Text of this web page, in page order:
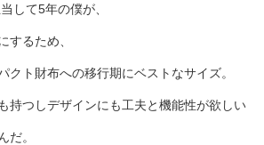
して5年の僕が、
するため、
クト財布への移行期にベストなサイズ。
持つしデザインにも工夫と機能性が欲しい
だ。